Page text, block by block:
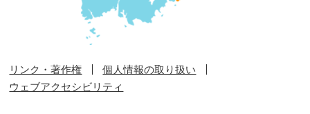
リンク・著作権
個人情報の取り扱い
ウェブアクセシビリティ